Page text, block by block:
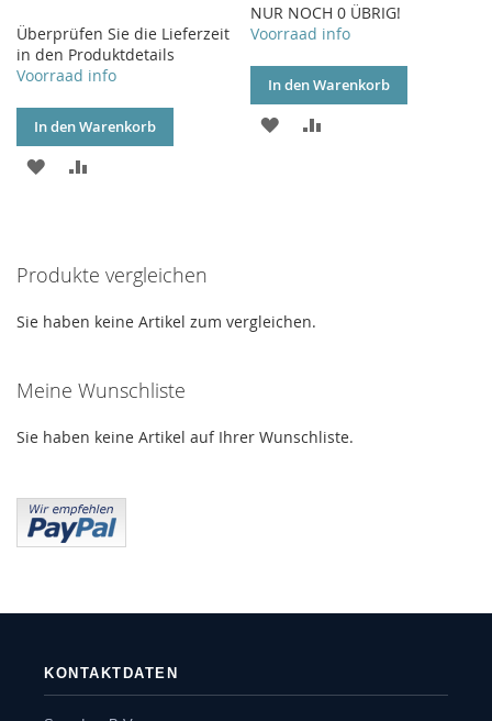
Überprüfen Sie die Lieferzeit
in den Produktdetails
Voorraad info
In den Warenkorb
ZUR
NUR NOCH 0 ÜBRIG!
Voorraad info
In den Warenkorb
ZUR
Produkte vergleichen
Sie haben keine Artikel zum vergleichen.
Meine Wunschliste
Sie haben keine Artikel auf Ihrer Wunschliste.
KONTAKTDATEN